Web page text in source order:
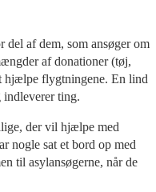
del af dem, som ansøger om
af donationer (tøj,
hjælpe flygtningene. En lind
indleverer ting.
der vil hjælpe med
nogle sat et bord op med
til asylansøgerne, når de